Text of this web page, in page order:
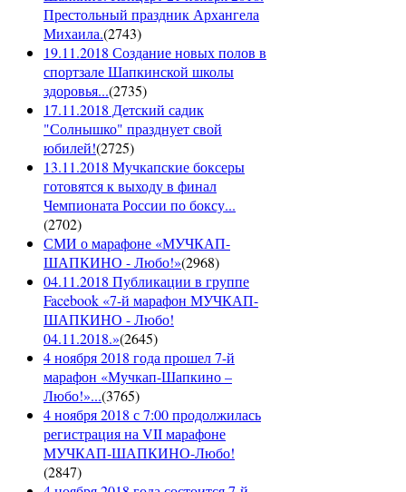
Престольный праздник Архангела
Михаила.(2743)
19.11.2018 Создание новых полов в
спортзале Шапкинской школы
здоровья...(2735)
17.11.2018 Детский садик
"Солнышко" празднует свой
юбилей!(2725)
13.11.2018 Мучкапские боксеры
готовятся к выходу в финал
Чемпионата России по боксу...
(2702)
СМИ о марафоне «МУЧКАП-
ШАПКИНО - Любо!»(2968)
04.11.2018 Публикации в группе
Facebook «7-й марафон МУЧКАП-
ШАПКИНО - Любо!
04.11.2018.»(2645)
4 ноября 2018 года прошел 7-й
марафон «Мучкап-Шапкино –
Любо!»...(3765)
4 ноября 2018 с 7:00 продолжилась
регистрация на VII марафоне
МУЧКАП-ШАПКИНО-Любо!
(2847)